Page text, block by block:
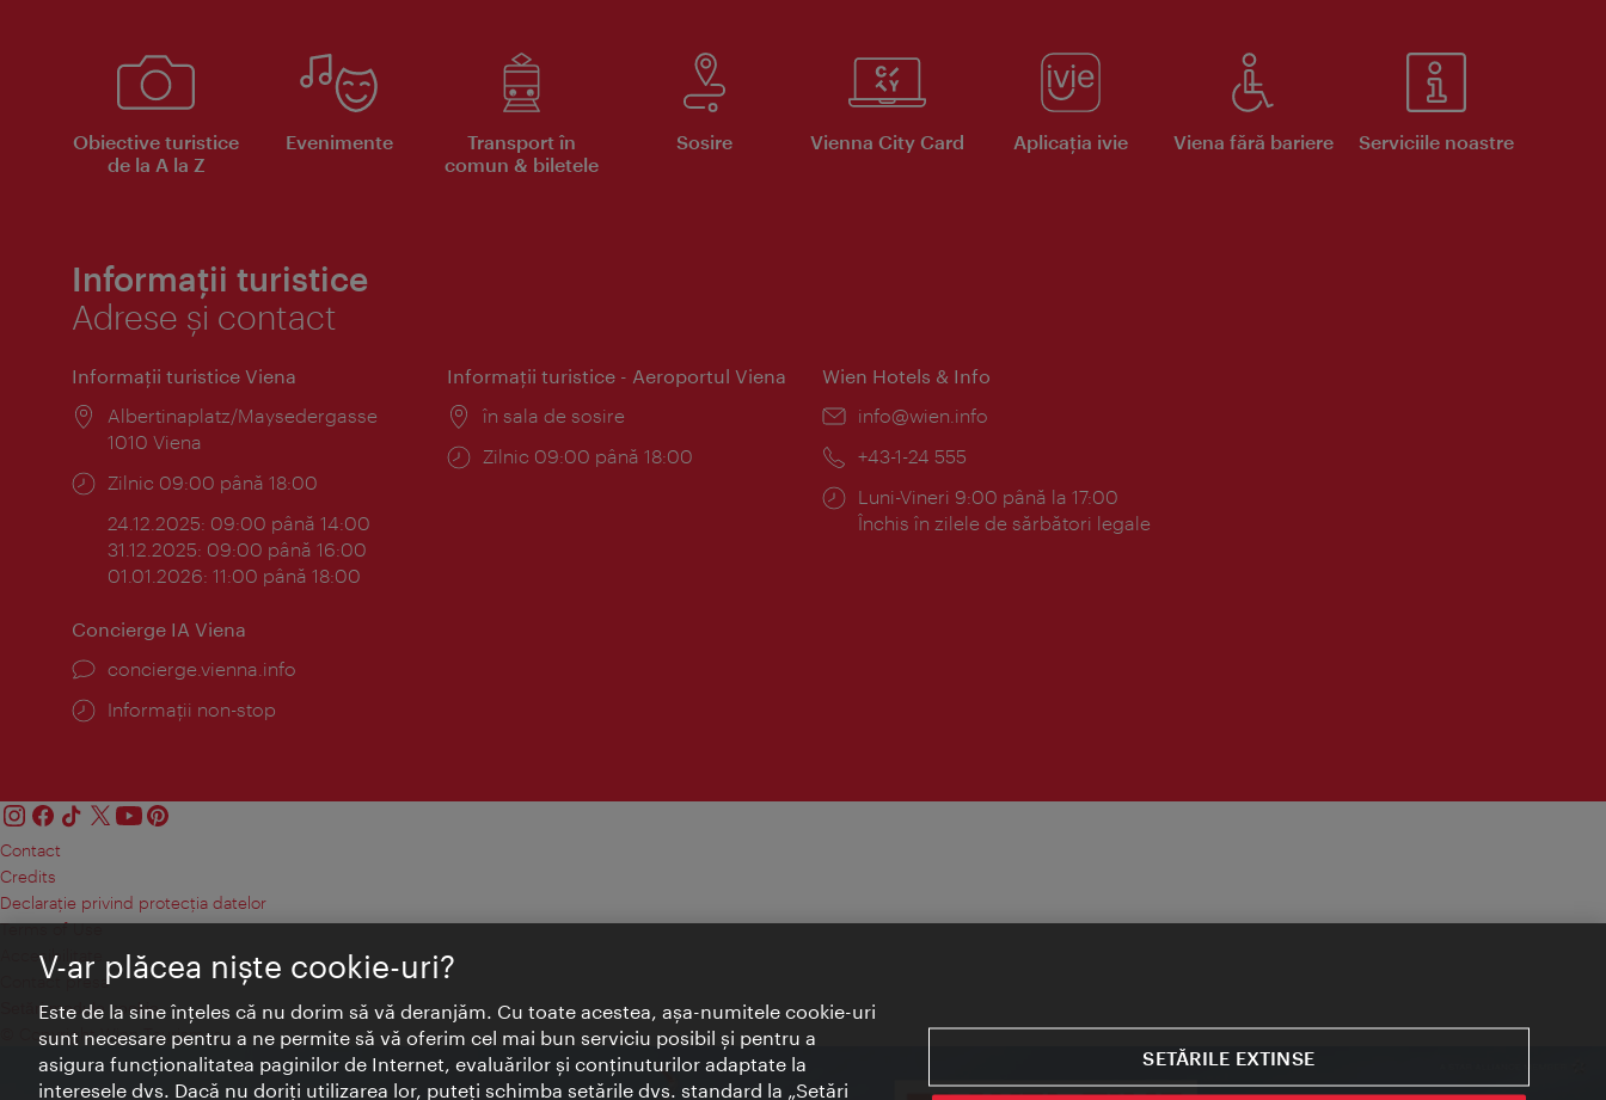
Obiective turistice
de la A la Z
Evenimente
Transport în
comun & biletele
Sosire Vienna City Card Aplicaţia ivie Viena fără bariere Serviciile noastre
Informații turistice
Adrese și contact
Informaţii turistice Viena
Locul:
Albertinaplatz/Maysedergasse
1010 Viena
Program:
Zilnic 09:00 până 18:00
24.12.2025: 09:00 până 14:00
31.12.2025: 09:00 până 16:00
01.01.2026: 11:00 până 18:00
Informaţii turistice - Aeroportul Viena
Locul:
în sala de sosire
Program:
Zilnic 09:00 până 18:00
Wien Hotels & Info
E-
info@wien.info
Telefon:
+43-1-24 555
Program:
Luni-Vineri 9:00 până la 17:00
Închis în zilele de sărbători legale
Concierge IA Viena
concierge.vienna.info
Informații non-stop
Contact
Credits
Declaraţie privind protecţia datelor
Terms of Use
Accesibilitate
Contact presa
Setări module cookie
© Copyright Wien Tourismus
V-ar plăcea nişte cookie-uri?
Este de la sine înţeles că nu dorim să vă deranjăm. Cu toate acestea, aşa-numitele cookie-uri
sunt necesare pentru a ne permite să vă oferim cel mai bun serviciu posibil şi pentru a
asigura funcţionalitatea paginilor de Internet, evaluărilor şi conţinuturilor adaptate la
interesele dvs. Dacă nu doriţi utilizarea lor, puteţi schimba setările dvs. standard la „Setări
SETĂRILE EXTINSE